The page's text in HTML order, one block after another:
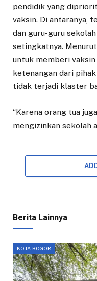
pendidik yang
vaksin. Di antaranya,
dan guru-guru sekolah
setingkatnya.
untuk memberi
ketenangan dari
tidak terjadi klaster
“Karena orang tua
mengizinkan sekolah
Berita Lainnya
KOTA BOGOR